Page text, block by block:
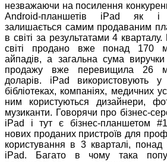
незважаючи на посилення
Android-планшетів iPad як і
залишається самим продаваним
в світі за результатами 4
світі продано вже понад 170
айпадів, а загальна сума
продажу вже перевищила 26
доларів. iPad використовують у
бібліотеках, компаніях, медичних
ним користуються дизайнери,
музиканти. Говорячи про бізнес-
iPad і тут є бізнес-планшетом
нових проданих пристроїв для
користування в 3 кварталі,
iPad. Багато в чому така